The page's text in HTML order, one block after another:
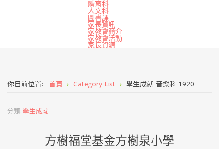
體育科
人文科
圖書課
家長資訊
家教會簡介
家教會活動
家長資源
你目前位置: 首頁 Category List 學生成就-音樂科 1920
分類: 學生成就
方樹福堂基金方樹泉小學